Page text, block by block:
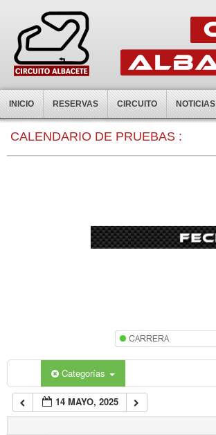
INICIO RESERVAS CIRCUITO NOTICIAS
CALENDARIO DE PRUEBAS :
Categorías
14 MAYO, 2025
0:00
7:00